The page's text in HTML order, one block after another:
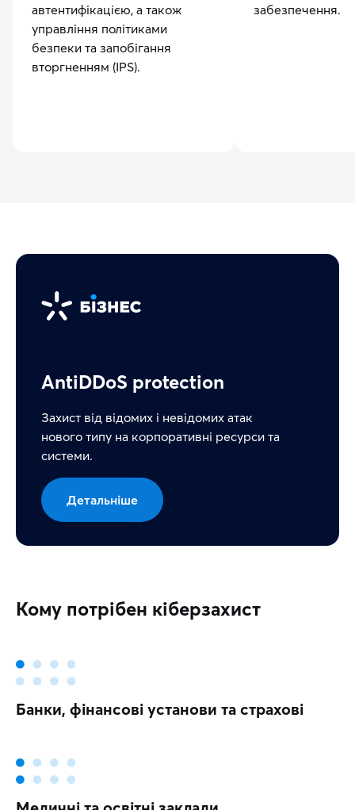
автентифікацією, а також
управління політиками
безпеки та запобігання
вторгненням (IPS).
забезпечення.
AntiDDoS protection
Захист від відомих і невідомих атак
нового типу на корпоративні ресурси та
системи.
Детальніше
Кому потрібен кіберзахист
Банки, фінансові установи та страхові